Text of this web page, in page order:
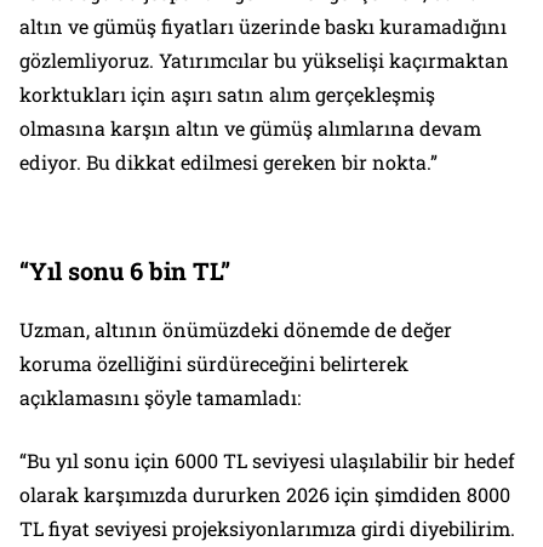
altın ve gümüş fiyatları üzerinde baskı kuramadığını
gözlemliyoruz. Yatırımcılar bu yükselişi kaçırmaktan
korktukları için aşırı satın alım gerçekleşmiş
olmasına karşın altın ve gümüş alımlarına devam
ediyor. Bu dikkat edilmesi gereken bir nokta.”
“Yıl sonu 6 bin TL”
Uzman, altının önümüzdeki dönemde de değer
koruma özelliğini sürdüreceğini belirterek
açıklamasını şöyle tamamladı:
“Bu yıl sonu için 6000 TL seviyesi ulaşılabilir bir hedef
olarak karşımızda dururken 2026 için şimdiden 8000
TL fiyat seviyesi projeksiyonlarımıza girdi diyebilirim.